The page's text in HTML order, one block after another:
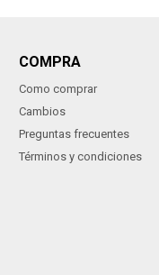
COMPRA
Como comprar
Cambios
Preguntas frecuentes
Términos y condiciones